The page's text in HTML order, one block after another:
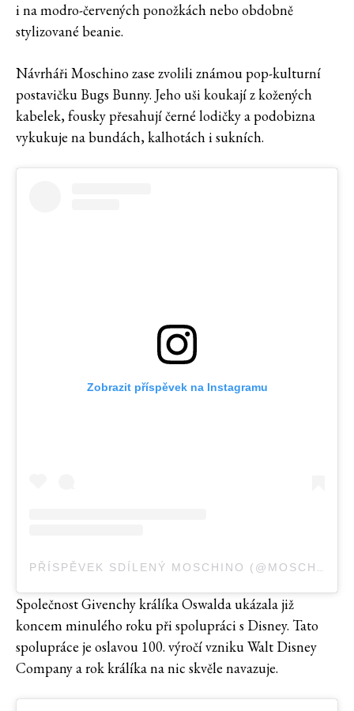
i na modro-červených ponožkách nebo obdobně
stylizované beanie.
Návrháři Moschino zase zvolili známou pop-kulturní
postavičku Bugs Bunny. Jeho uši koukají z kožených
kabelek, fousky přesahují černé lodičky a podobizna
vykukuje na bundách, kalhotách i sukních.
Zobrazit příspěvek na Instagramu
PŘÍSPĚVEK SDÍLENÝ MOSCHINO (@MOSCHINO)
Společnost Givenchy králíka Oswalda ukázala již
koncem minulého roku při spolupráci s Disney. Tato
spolupráce je oslavou 100. výročí vzniku Walt Disney
Company a rok králíka na nic skvěle navazuje.